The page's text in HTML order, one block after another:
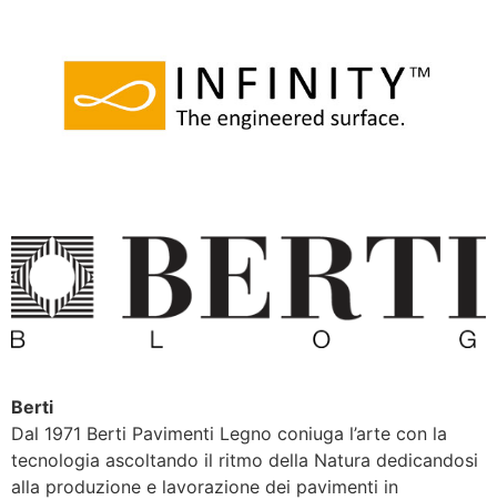
Berti
Dal 1971 Berti Pavimenti Legno coniuga l’arte con la
tecnologia ascoltando il ritmo della Natura dedicandosi
alla produzione e lavorazione dei pavimenti in